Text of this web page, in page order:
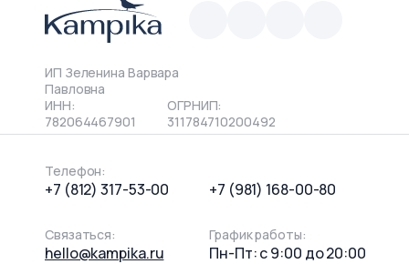
ИП Зеленина Варвара
Павловна
ИНН:
782064467901
ОГРНИП:
311784710200492
Телефон:
+7 (812) 317-53-00 +7 (981) 168-00-80
Связаться:
hello@kampika.ru
График работы:
Пн-Пт: с 9:00 до 20:00